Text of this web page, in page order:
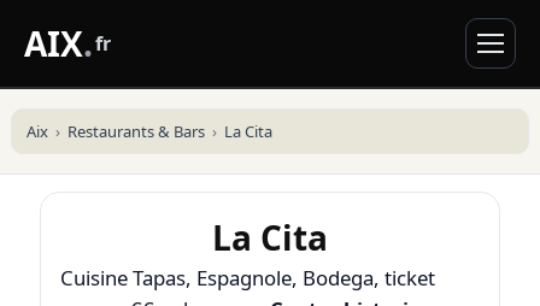
AIX.fr
Aix Restaurants & Bars La Cita
La Cita
Cuisine Tapas, Espagnole, Bodega, ticket